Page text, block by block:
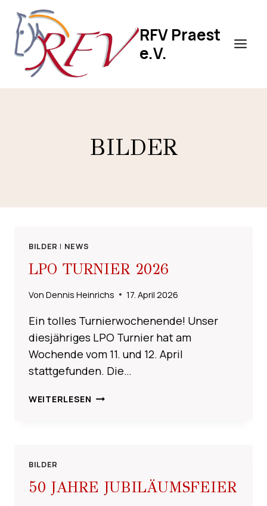
Inhalt
springen
RFV Praest
e.V.
BILDER
BILDER | NEWS
LPO TURNIER 2026
Von Dennis Heinrichs 17. April 2026
Ein tolles Turnierwochenende! Unser
diesjähriges LPO Turnier hat am
Wochende vom 11. und 12. April
stattgefunden. Die…
WEITERLESEN LPO
BILDER
50 JAHRE JUBILÄUMSFEIER